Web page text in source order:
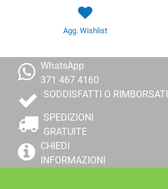
Agg. Wishlist
WhatsApp
371 467 4160
SODDISFATTI O RIMBORSATI
SPEDIZIONI
GRATUITE
CHIEDI
INFORMAZIONI